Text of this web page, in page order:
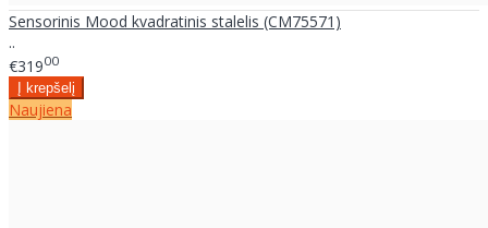
Sensorinis Mood kvadratinis stalelis (CM75571)
..
€31900
Naujiena